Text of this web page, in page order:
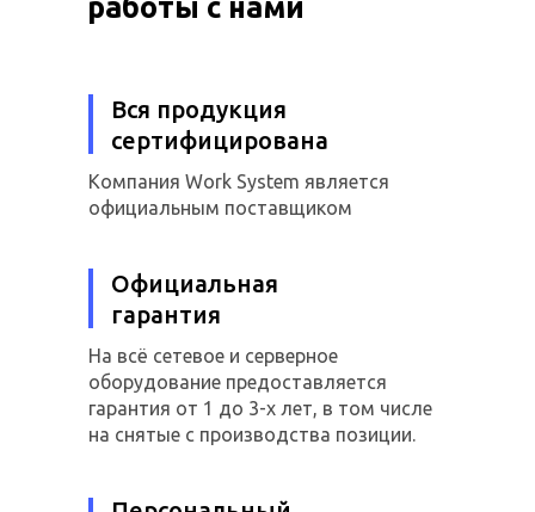
работы с нами
Вся продукция
сертифицирована
Компания Work System является
официальным поставщиком
Официальная
гарантия
На всё сетевое и серверное
оборудование предоставляется
гарантия от 1 до 3-х лет, в том числе
на снятые с производства позиции.